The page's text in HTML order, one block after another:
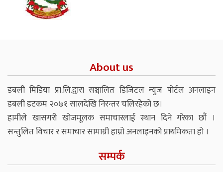
About us
डबली मिडिया प्रा.लि.द्वारा सञ्चालित डिजिटल न्युज पोर्टल अनलाइन
डबली डटकम २०७१ सालदेखि निरन्तर चलिरहेको छ।
हामीले खासगरी खोजमूलक समाचारलाई स्थान दिने गरेका छौं ।
सन्तुलित विचार र समाचार सामाग्री हाम्रो अनलाइनको प्राथमिकता हो ।
सम्पर्क